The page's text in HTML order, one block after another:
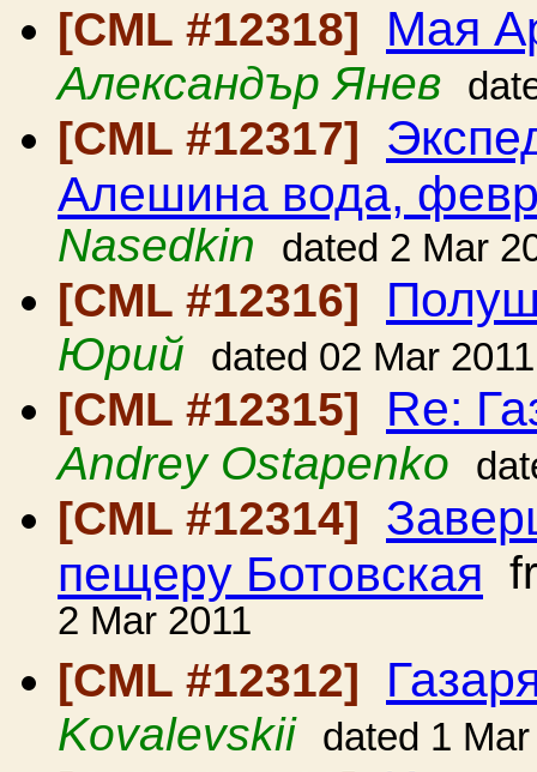
[CML #12318] Мая
Александър Янев
[CML #12317]
Алешина вода,
Nasedkin
dated 2 Mar
[CML #12316]
Юрий dated 02 Mar 2011
[CML #12315] Re:
Andrey Ostapenko
[CML #12314]
пещеру Ботовская
2 Mar 2011
[CML #12312]
Kovalevskii dated 1